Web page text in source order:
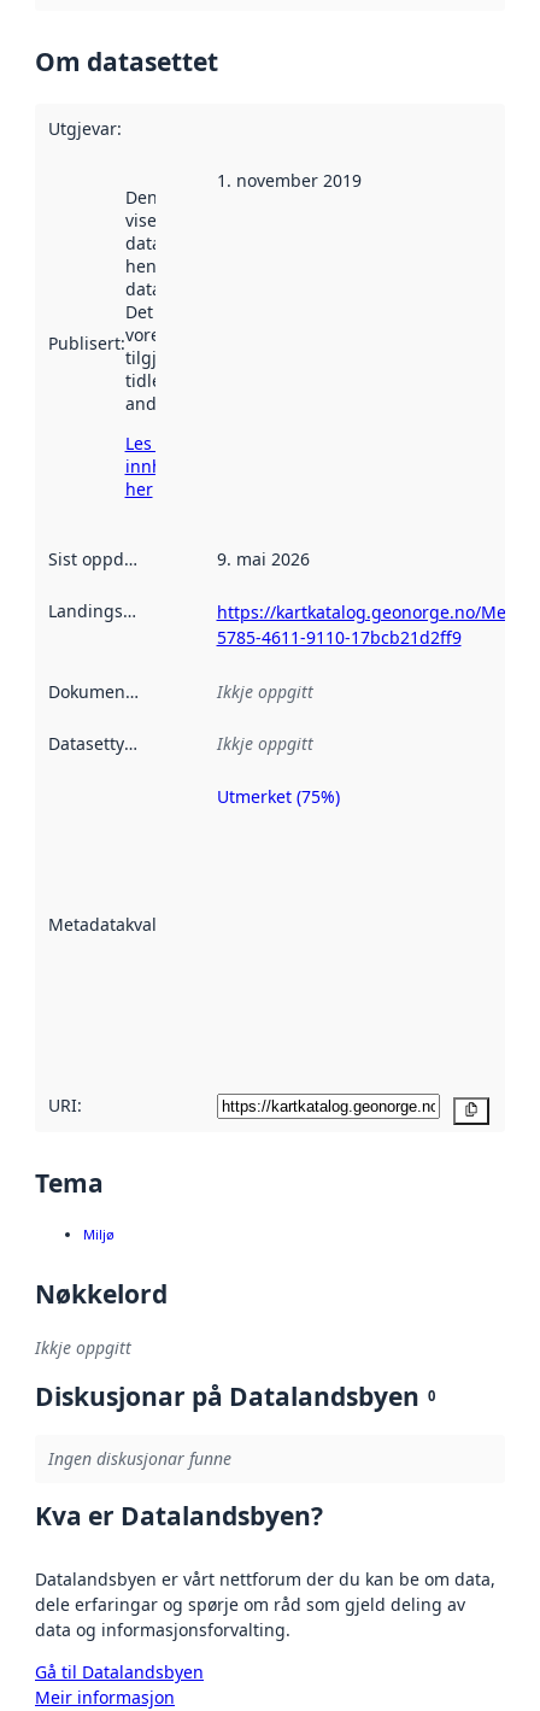
Om datasettet
Utgjevar:
Publisert:
Denne datoen
viser når
datasettet vart
henta inn av
data.norge.no.
Det kan ha
vore
tilgjengeleg
tidlegare
andre stader.
Les meir om
innhenting
her
1. november 2019
Sist oppdatert 9. mai 2026
Landingsside
https://kartkatalog.geonorge.no/
5785-4611-9110-17bcb21d2ff9
Dokumentasjon Ikkje oppgitt
Datasettype Ikkje oppgitt
Metadatakvalitet
Metadatakvalitet
Utmerket (75%)
URI:
Tema
Miljø
Nøkkelord
Ikkje oppgitt
Diskusjonar på Datalandsbyen 0
Ingen diskusjonar funne
Kva er Datalandsbyen?
Datalandsbyen er vårt nettforum der du kan be om data,
dele erfaringar og spørje om råd som gjeld deling av
data og informasjonsforvalting.
Gå til Datalandsbyen
Meir informasjon